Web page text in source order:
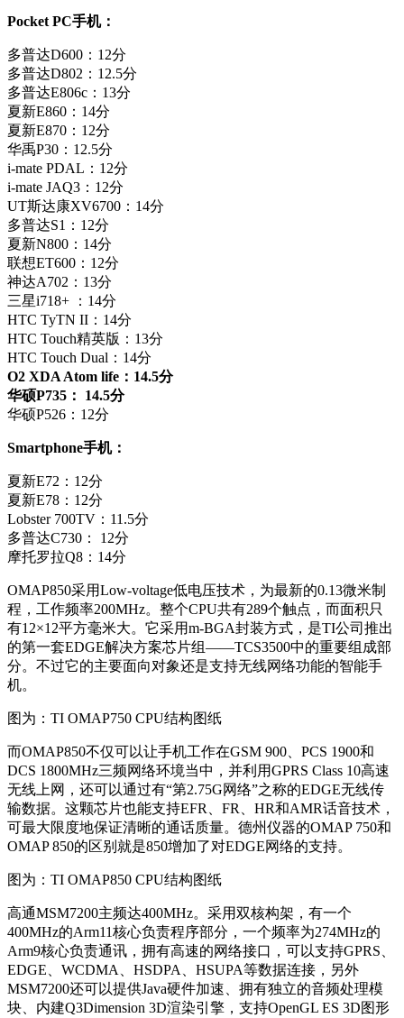
Pocket PC手机：
多普达D600：12分
多普达D802：12.5分
多普达E806c：13分
夏新E860：14分
夏新E870：12分
华禹P30：12.5分
i-mate PDAL：12分
i-mate JAQ3：12分
UT斯达康XV6700：14分
多普达S1：12分
夏新N800：14分
联想ET600：12分
神达A702：13分
三星i718+ ：14分
HTC TyTN II：14分
HTC Touch精英版：13分
HTC Touch Dual：14分
O2 XDA Atom life：14.5分
华硕P735： 14.5分
华硕P526：12分
Smartphone手机：
夏新E72：12分
夏新E78：12分
Lobster 700TV：11.5分
多普达C730： 12分
摩托罗拉Q8：14分
OMAP850采用Low-voltage低电压技术，为最新的0.13微米制
程，工作频率200MHz。整个CPU共有289个触点，而面积只
有12×12平方毫米大。它采用m-BGA封装方式，是TI公司推出
的第一套EDGE解决方案芯片组——TCS3500中的重要组成部
分。不过它的主要面向对象还是支持无线网络功能的智能手
机。
图为：TI OMAP750 CPU结构图纸
而OMAP850不仅可以让手机工作在GSM 900、PCS 1900和
DCS 1800MHz三频网络环境当中，并利用GPRS Class 10高速
无线上网，还可以通过有“第2.75G网络”之称的EDGE无线传
输数据。这颗芯片也能支持EFR、FR、HR和AMR话音技术，
可最大限度地保证清晰的通话质量。德州仪器的OMAP 750和
OMAP 850的区别就是850增加了对EDGE网络的支持。
图为：TI OMAP850 CPU结构图纸
高通MSM7200主频达400MHz。采用双核构架，有一个
400MHz的Arm11核心负责程序部分，一个频率为274MHz的
Arm9核心负责通讯，拥有高速的网络接口，可以支持GPRS、
EDGE、WCDMA、HSDPA、HSUPA等数据连接，另外
MSM7200还可以提供Java硬件加速、拥有独立的音频处理模
块、内建Q3Dimension 3D渲染引擎，支持OpenGL ES 3D图形